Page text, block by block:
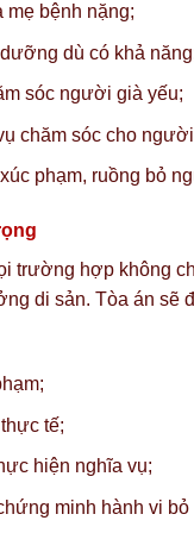
mẹ bệnh nặng;
dù có khả
sóc người già yếu;
chăm sóc cho
phạm, ruồng bỏ
trường hợp không
di sản. Tòa án sẽ
tế;
hiện nghĩa vụ;
minh hành vi bỏ